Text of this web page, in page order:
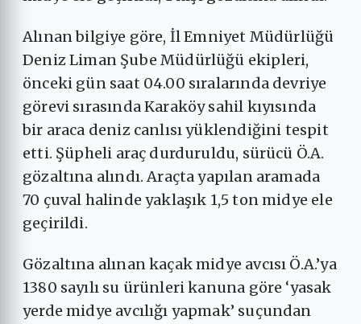
Alınan bilgiye göre, İl Emniyet Müdürlüğü
Deniz Liman Şube Müdürlüğü ekipleri,
önceki gün saat 04.00 sıralarında devriye
görevi sırasında Karaköy sahil kıyısında
bir araca deniz canlısı yüklendiğini tespit
etti. Şüpheli araç durduruldu, sürücü Ö.A.
gözaltına alındı. Araçta yapılan aramada
70 çuval halinde yaklaşık 1,5 ton midye ele
geçirildi.
Gözaltına alınan kaçak midye avcısı Ö.A.’ya
1380 sayılı su ürünleri kanuna göre ‘yasak
yerde midye avcılığı yapmak’ suçundan